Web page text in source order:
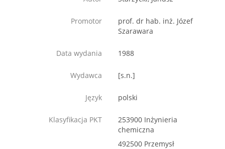
Promotor
prof. dr hab. inż. Józef
Szarawara
Data wydania 1988
Wydawca [s.n.]
Język polski
Klasyfikacja PKT
253900 Inżynieria
chemiczna
492500 Przemysł